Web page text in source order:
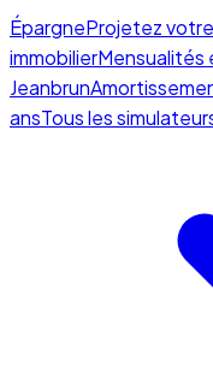
ÉpargneProjetez
immobilier
Jeanbrun
ansTous les